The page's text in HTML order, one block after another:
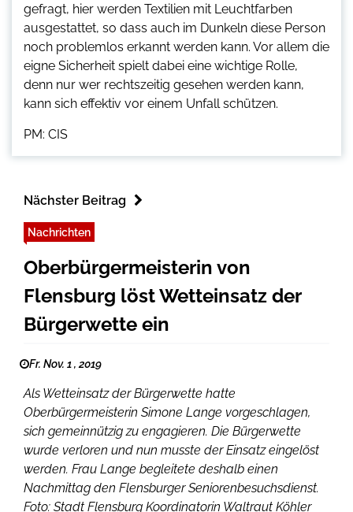
gefragt, hier werden Textilien mit Leuchtfarben
ausgestattet, so dass auch im Dunkeln diese Person
noch problemlos erkannt werden kann. Vor allem die
eigne Sicherheit spielt dabei eine wichtige Rolle,
denn nur wer rechtszeitig gesehen werden kann,
kann sich effektiv vor einem Unfall schützen.
PM: CIS
Nächster Beitrag
Nachrichten
Oberbürgermeisterin von
Flensburg löst Wetteinsatz der
Bürgerwette ein
Fr. Nov. 1 , 2019
Als Wetteinsatz der Bürgerwette hatte
Oberbürgermeisterin Simone Lange vorgeschlagen,
sich gemeinnützig zu engagieren. Die Bürgerwette
wurde verloren und nun musste der Einsatz eingelöst
werden. Frau Lange begleitete deshalb einen
Nachmittag den Flensburger Seniorenbesuchsdienst.
Foto: Stadt Flensburg Koordinatorin Waltraut Köhler